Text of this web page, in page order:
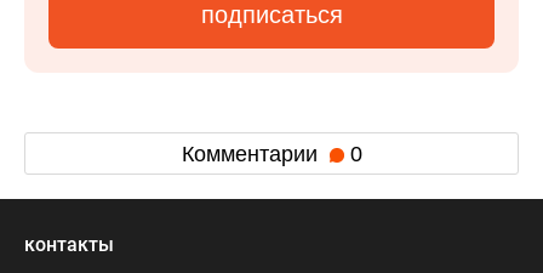
подписаться
Комментарии 0
контакты